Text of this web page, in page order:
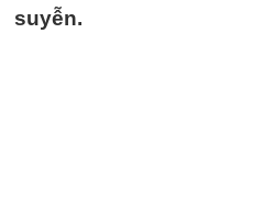
suyễn.